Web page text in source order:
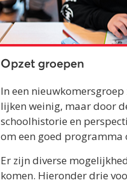
Opzet groepen
In een
lijken weinig, maar door
schoolhistorie en
om een goed programma
Er zijn diverse
komen. Hieronder drie